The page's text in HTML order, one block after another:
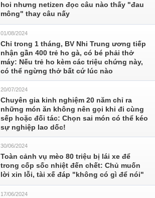
hoi nhưng netizen đọc câu nào thấy "đau
mông" thay câu nấy
01/08/2024
Chỉ trong 1 tháng, BV Nhi Trung ương tiếp
nhận gần 400 trẻ ho gà, có bé phải thở
máy: Nếu trẻ ho kèm các triệu chứng này,
có thể ngừng thở bất cứ lúc nào
20/07/2024
Chuyên gia kinh nghiệm 20 năm chỉ ra
những món ăn không nên gọi khi đi cùng
sếp hoặc đối tác: Chọn sai món có thể kéo
sự nghiệp lao dốc!
30/06/2024
Toàn cảnh vụ mèo 80 triệu bị lái xe để
trong cốp sốc nhiệt đến chết: Chủ muốn
lời xin lỗi, tài xế đáp "không có gì để nói"
17/06/2024